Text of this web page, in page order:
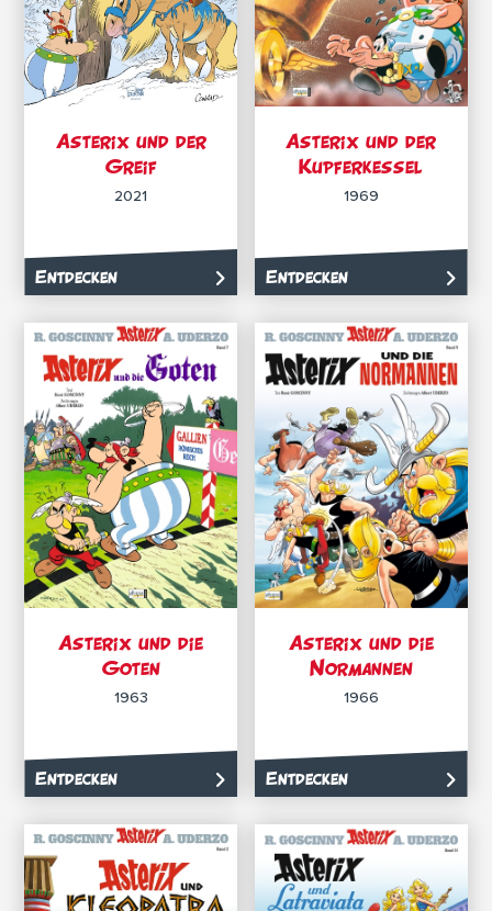
Asterix und der
Greif
2021
Entdecken
Asterix und der
Kupferkessel
1969
Entdecken
Asterix und die
Goten
1963
Entdecken
Asterix und die
Normannen
1966
Entdecken